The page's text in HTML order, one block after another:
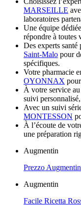
MARSEILLE
laboratoires
Une équipe
répondre à toutes
Des experts
Saint-Malo pour
spécifiques.
Votre pharmacie
OYONNAX
À votre service
suivi
Avec un suivi
MONTESSON
À l’écoute de
une préparation
Augmentin
Prezzo
Augmentin
Facile Ricetta